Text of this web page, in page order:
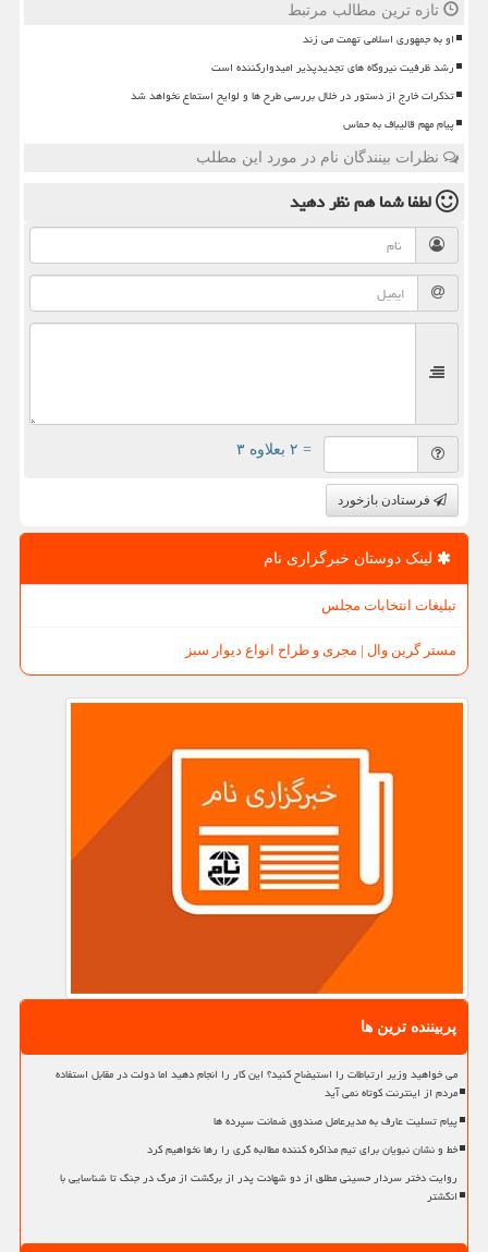
تازه ترین مطالب مرتبط
او به جمهوری اسلامی تهمت می زند
رشد ظرفیت نیروگاه های تجدیدپذیر امیدوارکننده است
تذکرات خارج از دستور در خلال بررسی طرح ها و لوایح استماع نخواهد شد
پیام مهم قالیباف به حماس
نظرات بینندگان نام در مورد این مطلب
لطفا شما همنظر دهید
= ۲ بعلاوه ۳
فرستادن بازخورد
لینک دوستان خبرگزاری نام
تبلیغات انتخابات مجلس
مستر گرین وال | مجری و طراح انواع دیوار سبز
پربیننده ترین ها
می خواهید وزیر ارتباطات را استیضاح کنید؟ این کار را انجام دهید اما دولت در مقابل استفاده
مردم از اینترنت کوتاه نمی آید
پیام تسلیت عارف به مدیرعامل صندوق ضمانت سپرده ها
خط و نشان نبویان برای تیم مذاکره کننده مطالبه گری را رها نخواهیم کرد
روایت دختر سردار حسینی مطلق از دو شهادت پدر از برگشت از مرگ در جنگ تا شناسایی با
انگشتر